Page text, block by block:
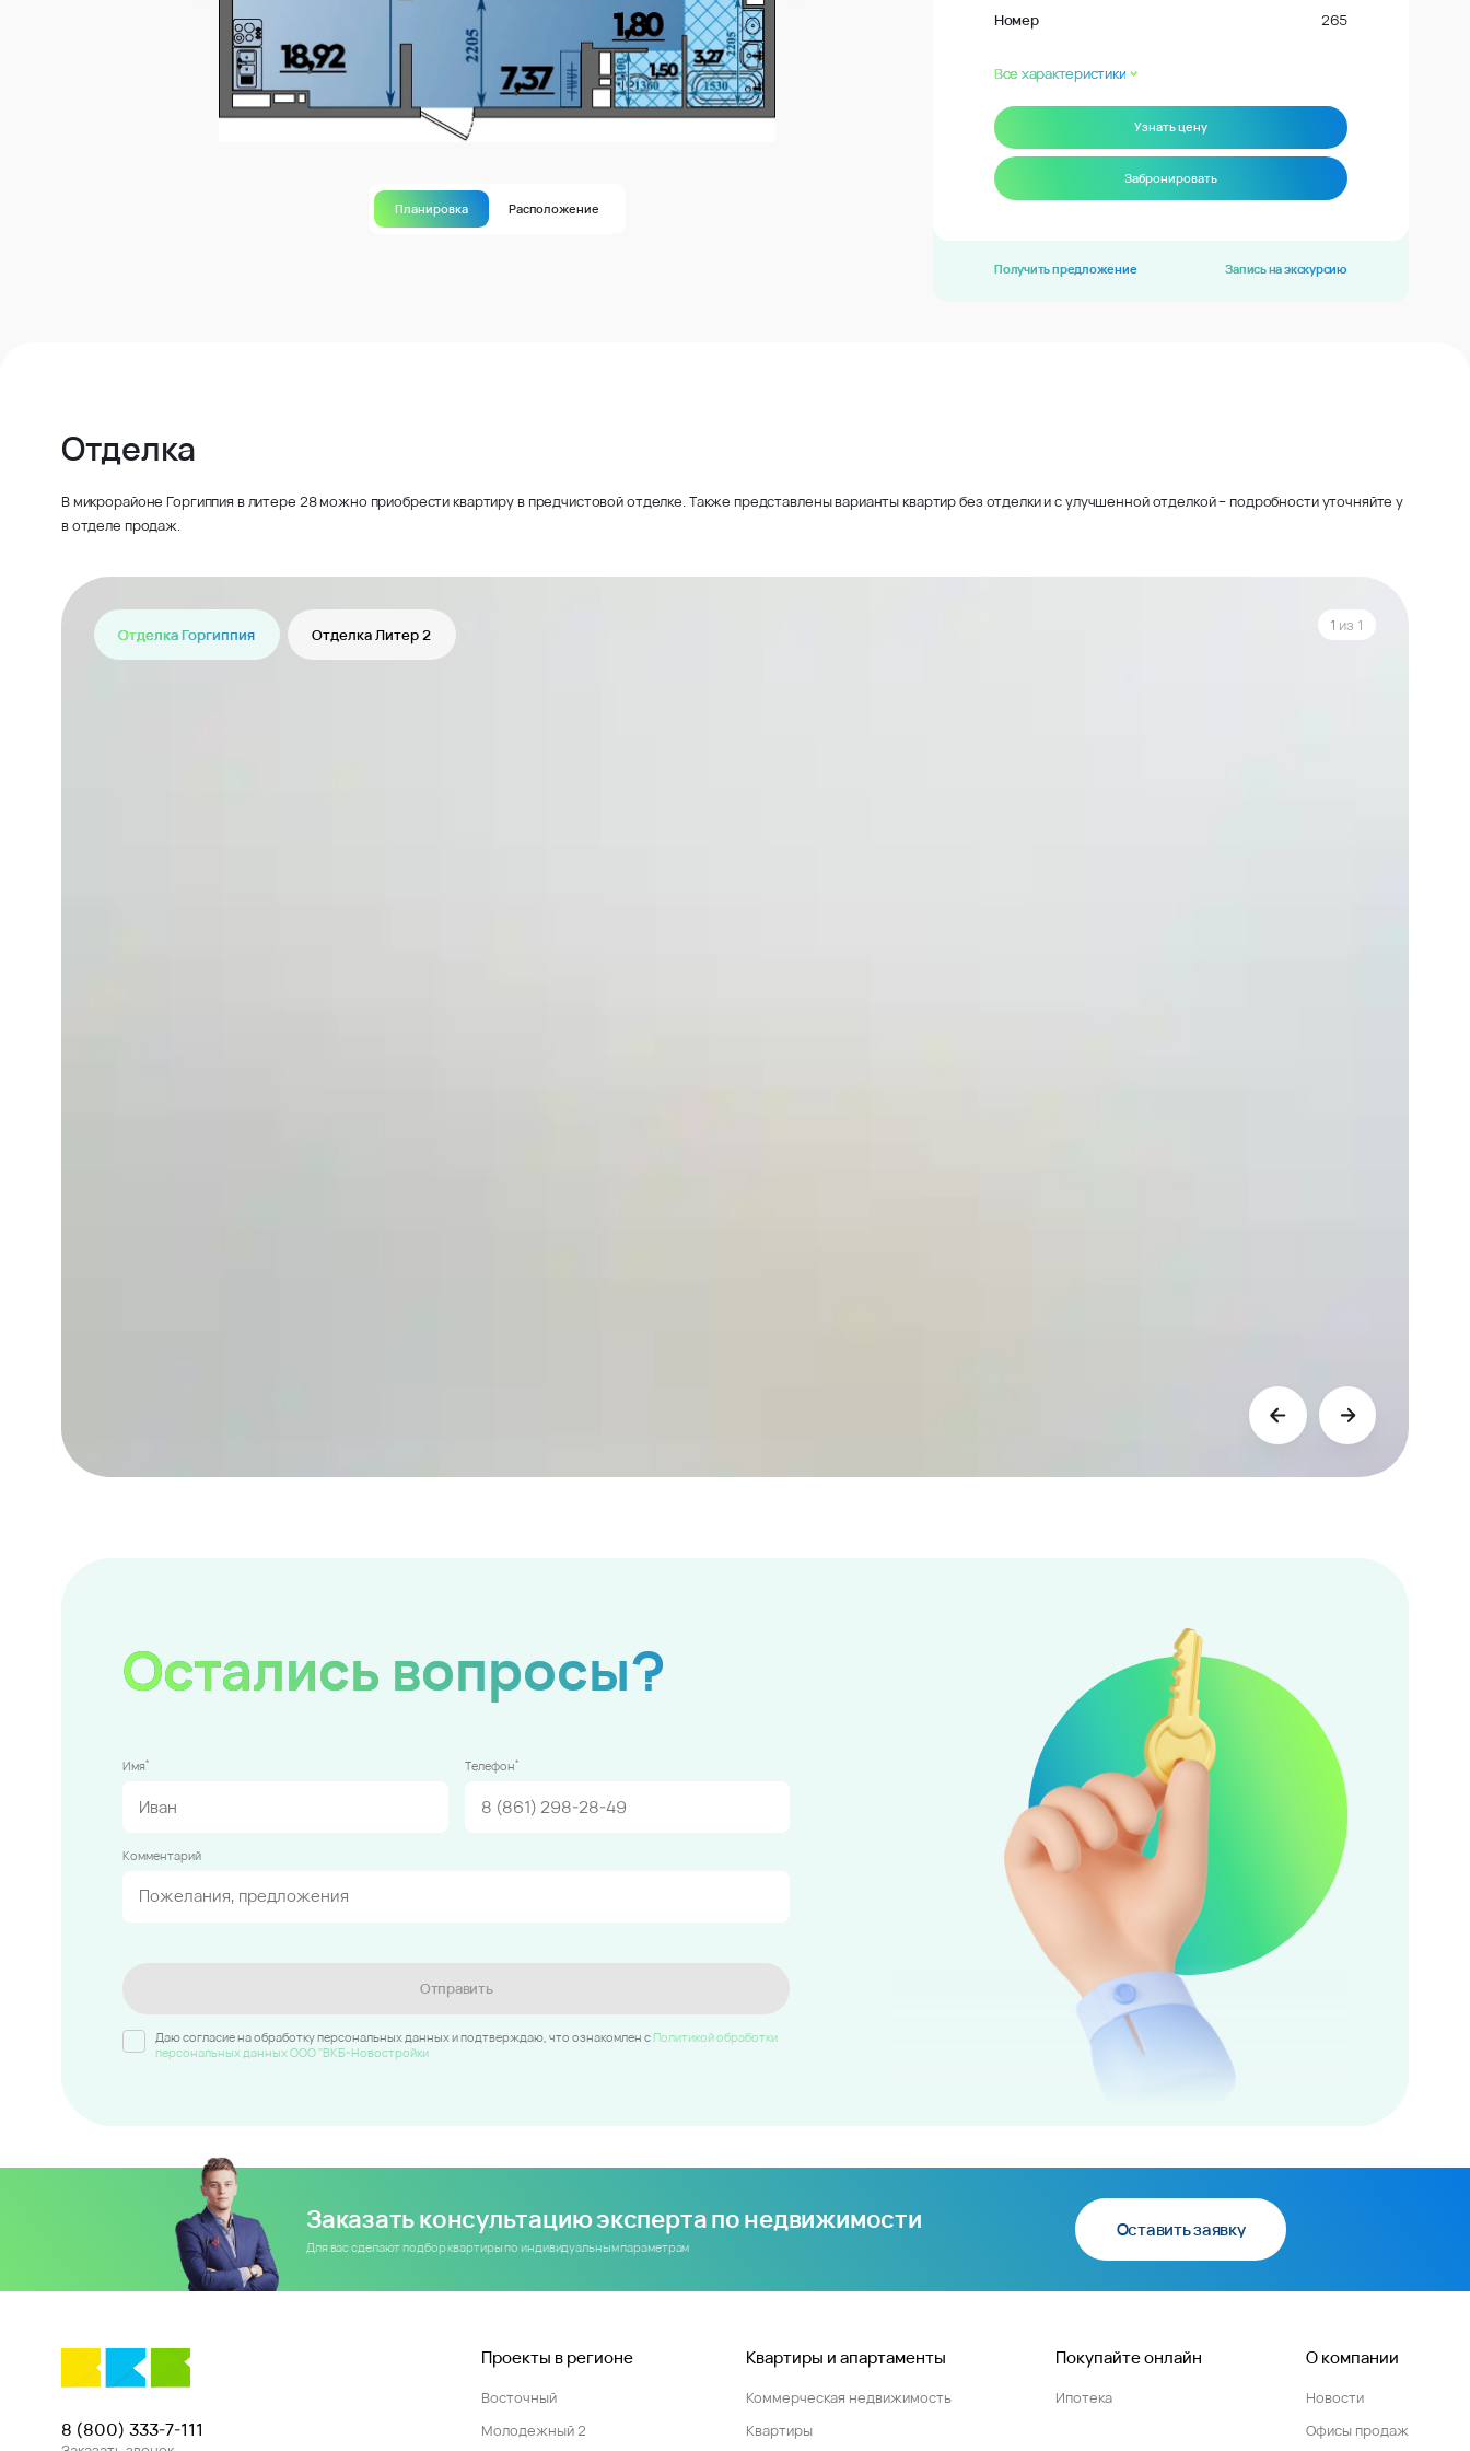
Планировка Расположение
Номер 265
Все характеристики
Узнать цену
Забронировать
Получить предложение Запись на экскурсию
Отделка
В микрорайоне Горгиппия в литере 28 можно приобрести квартиру в предчистовой отделке. Также представлены варианты квартир без отделки и с улучшенной отделкой – подробности уточняйте у
в отделе продаж.
Отделка Горгиппия Отделка Литер 2
1 из 1
Остались вопросы?
Имя* Телефон*
Комментарий
Отправить
Даю согласие на обработку персональных данных и подтверждаю, что ознакомлен c Политикой обработки
персональных данных ООО "ВКБ-Новостройки
Заказать консультацию эксперта по недвижимости
Для вас сделают подбор квартиры по индивидуальным параметрам
Оставить заявку
8 (800) 333-7-111
Проекты в регионе
Восточный
Молодежный 2
Квартиры и апартаменты
Коммерческая недвижимость
Квартиры
Покупайте онлайн
Ипотека
О компании
Новости
Офисы продаж